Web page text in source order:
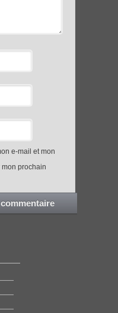
e-mail et mon
prochain